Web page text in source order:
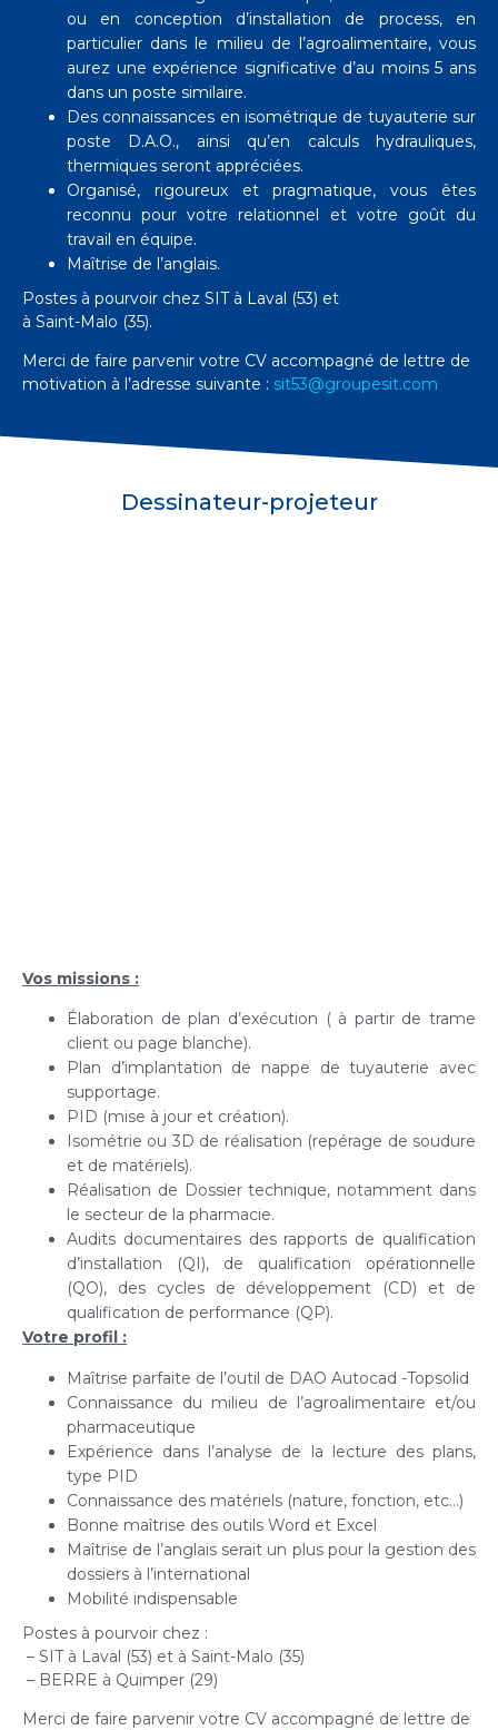
ou en conception d’installation de process, en
particulier dans le milieu de l’agroalimentaire, vous
aurez une expérience significative d’au moins 5 ans
dans un poste similaire.
Des connaissances en isométrique de tuyauterie sur
poste D.A.O., ainsi qu’en calculs hydrauliques,
thermiques seront appréciées.
Organisé, rigoureux et pragmatique, vous êtes
reconnu pour votre relationnel et votre goût du
travail en équipe.
Maîtrise de l’anglais.
Postes à pourvoir chez SIT à Laval (53) et
à Saint-Malo (35).
Merci de faire parvenir votre CV accompagné de lettre de
motivation à l’adresse suivante : sit53@groupesit.com
Dessinateur-projeteur
Vos missions :
Élaboration de plan d’exécution ( à partir de trame
client ou page blanche).
Plan d’implantation de nappe de tuyauterie avec
supportage.
PID (mise à jour et création).
Isométrie ou 3D de réalisation (repérage de soudure
et de matériels).
Réalisation de Dossier technique, notamment dans
le secteur de la pharmacie.
Audits documentaires des rapports de qualification
d’installation (QI), de qualification opérationnelle
(QO), des cycles de développement (CD) et de
qualification de performance (QP).
Votre profil :
Maîtrise parfaite de l’outil de DAO Autocad -Topsolid
Connaissance du milieu de l’agroalimentaire et/ou
pharmaceutique
Expérience dans l’analyse de la lecture des plans,
type PID
Connaissance des matériels (nature, fonction, etc…)
Bonne maîtrise des outils Word et Excel
Maîtrise de l’anglais serait un plus pour la gestion des
dossiers à l’international
Mobilité indispensable
Postes à pourvoir chez :
– SIT à Laval (53) et à Saint-Malo (35)
– BERRE à Quimper (29)
Merci de faire parvenir votre CV accompagné de lettre de